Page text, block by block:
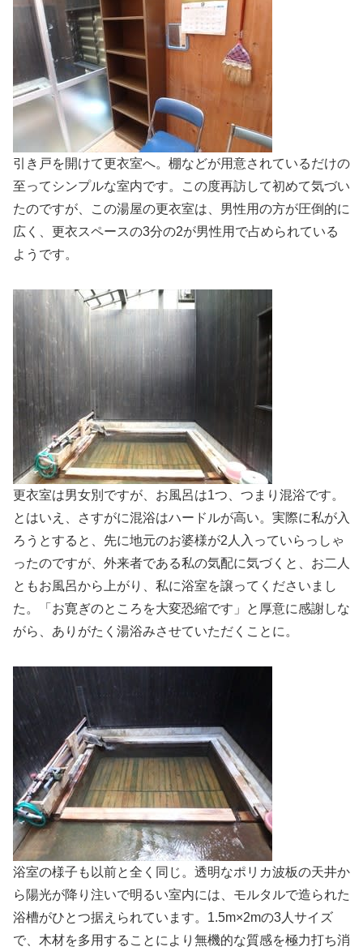
引き戸を開けて更衣室へ。棚などが用意されているだけの
至ってシンプルな室内です。この度再訪して初めて気づい
たのですが、この湯屋の更衣室は、男性用の方が圧倒的に
広く、更衣スペースの3分の2が男性用で占められている
ようです。
更衣室は男女別ですが、お風呂は1つ、つまり混浴です。
とはいえ、さすがに混浴はハードルが高い。実際に私が入
ろうとすると、先に地元のお婆様が2人入っていらっしゃ
ったのですが、外来者である私の気配に気づくと、お二人
ともお風呂から上がり、私に浴室を譲ってくださいまし
た。「お寛ぎのところを大変恐縮です」と厚意に感謝しな
がら、ありがたく湯浴みさせていただくことに。
浴室の様子も以前と全く同じ。透明なポリカ波板の天井か
ら陽光が降り注いで明るい室内には、モルタルで造られた
浴槽がひとつ据えられています。1.5m×2mの3人サイズ
で、木材を多用することにより無機的な質感を極力打ち消